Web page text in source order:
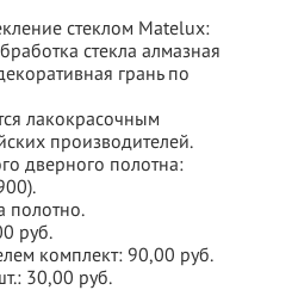
стеклом Matelux:
стекла алмазная
грань по
лакокрасочным
производителей.
дверного полотна:
полотно.
руб.
комплект: 90,00 руб.
30,00 руб.